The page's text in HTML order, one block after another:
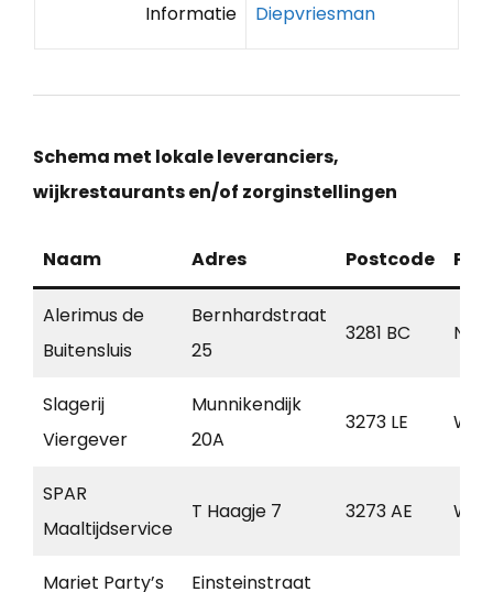
Informatie Diepvriesman
Schema met lokale leveranciers,
wijkrestaurants en/of zorginstellingen
Naam Adres Postcode
Alerimus de
Buitensluis
Bernhardstraat
25
3281 BC
Slagerij
Viergever
Munnikendijk
20A
3273 LE
SPAR
Maaltijdservice
T Haagje 7 3273 AE
Mariet Party’s
Einsteinstraat